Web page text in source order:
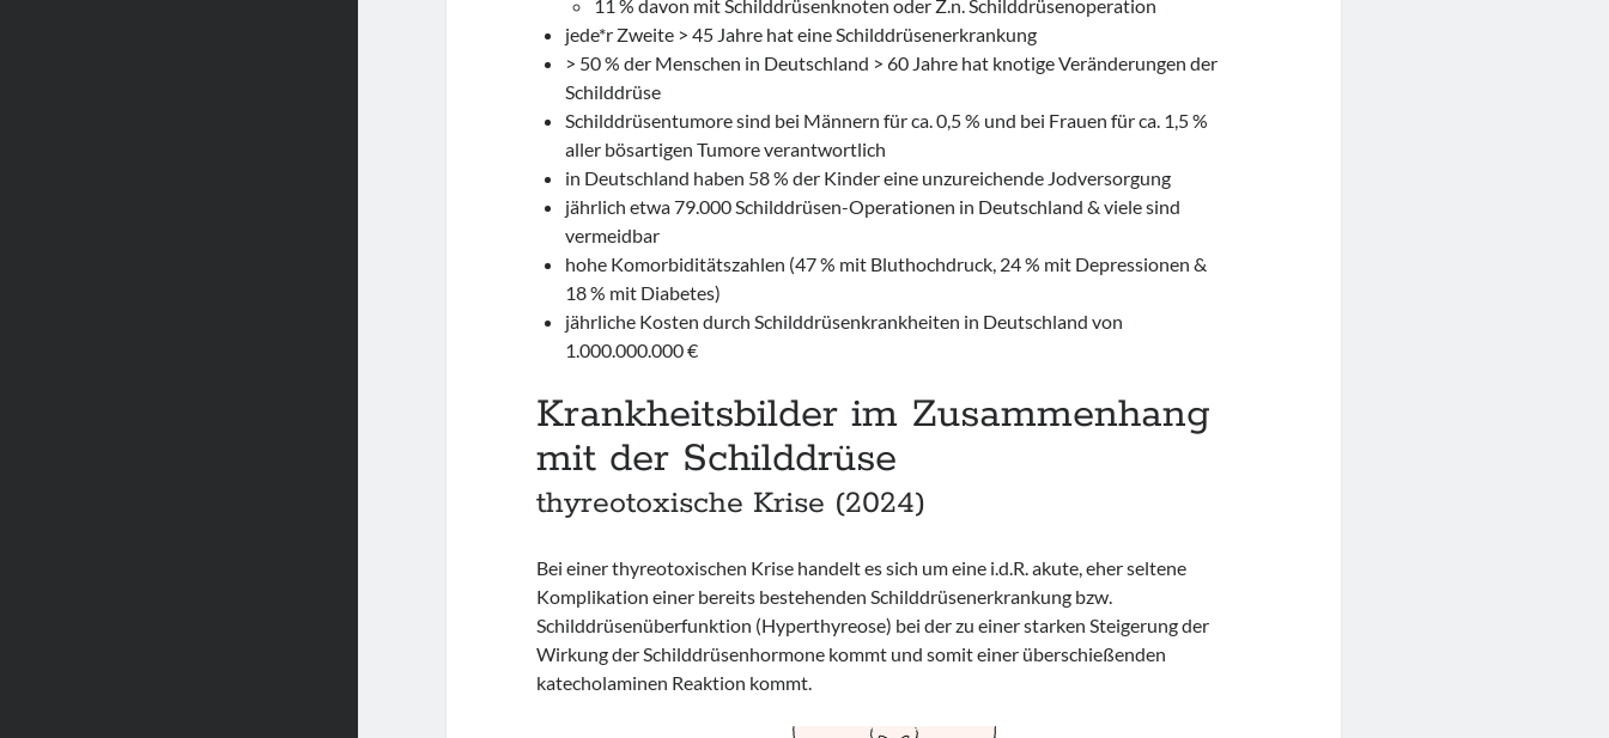
11 % davon mit Schilddrüsenknoten oder Z.n. Schilddrüsenoperation
jede*r Zweite > 45 Jahre hat eine Schilddrüsenerkrankung
> 50 % der Menschen in Deutschland > 60 Jahre hat knotige Veränderungen der
Schilddrüse
Schilddrüsentumore sind bei Männern für ca. 0,5 % und bei Frauen für ca. 1,5 %
aller bösartigen Tumore verantwortlich
in Deutschland haben 58 % der Kinder eine unzureichende Jodversorgung
jährlich etwa 79.000 Schilddrüsen-Operationen in Deutschland & viele sind
vermeidbar
hohe Komorbiditätszahlen (47 % mit Bluthochdruck, 24 % mit Depressionen &
18 % mit Diabetes)
jährliche Kosten durch Schilddrüsenkrankheiten in Deutschland von
1.000.000.000 €
Krankheitsbilder im Zusammenhang
mit der Schilddrüse
thyreotoxische Krise (2024)
Bei einer thyreotoxischen Krise handelt es sich um eine i.d.R. akute, eher seltene
Komplikation einer bereits bestehenden Schilddrüsenerkrankung bzw.
Schilddrüsenüberfunktion (Hyperthyreose) bei der zu einer starken Steigerung der
Wirkung der Schilddrüsenhormone kommt und somit einer überschießenden
katecholaminen Reaktion kommt.